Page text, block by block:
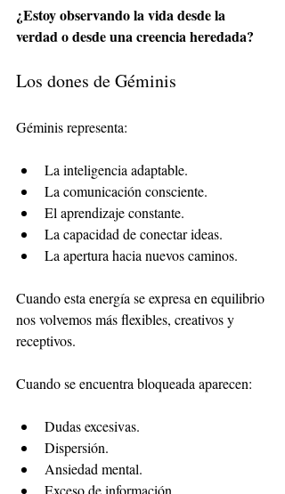
¿Estoy observando la vida desde la
verdad o desde una creencia heredada?
Los dones de Géminis
Géminis representa:
La inteligencia adaptable.
La comunicación consciente.
El aprendizaje constante.
La capacidad de conectar ideas.
La apertura hacia nuevos caminos.
Cuando esta energía se expresa en equilibrio
nos volvemos más flexibles, creativos y
receptivos.
Cuando se encuentra bloqueada aparecen:
Dudas excesivas.
Dispersión.
Ansiedad mental.
Exceso de información.